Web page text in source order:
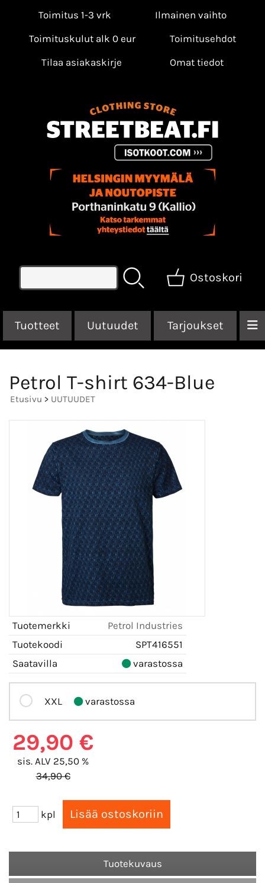
Toimitus 1-3 vrk
Ilmainen vaihto
Toimituskulut alk 0 eur
Toimitusehdot
Tilaa asiakaskirje
Omat tiedot
Ostoskori
Tuotteet Uutuudet Tarjoukset
Petrol T-shirt 634-Blue
Etusivu > UUTUUDET
Tuotemerkki
Petrol Industries
Tuotekoodi
SPT416551
Saatavilla
varastossa
XXL varastossa
29,90 €
sis. ALV 25,50 %
34,90 €
kpl
Tuotekuvaus